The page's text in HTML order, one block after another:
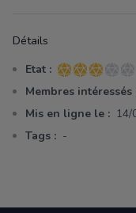
Détails
Etat : 3 sur 5 étoiles
Membres intéressés
Mis en ligne le : 14/
Tags : -